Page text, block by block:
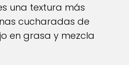
una textura más
cucharadas de
en grasa y mezcla